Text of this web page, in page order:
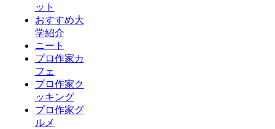
ット
おすすめ大
学紹介
ニート
プロ作家カ
フェ
プロ作家ク
ッキング
プロ作家グ
ルメ